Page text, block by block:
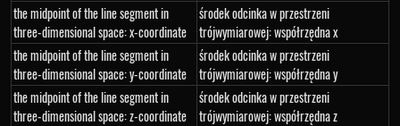
the midpoint of the line segment in
three-dimensional space: x-coordinate
środek odcinka w przestrzeni
trójwymiarowej: współrzędna x
the midpoint of the line segment in
three-dimensional space: y-coordinate
środek odcinka w przestrzeni
trójwymiarowej: współrzędna y
the midpoint of the line segment in
three-dimensional space: z-coordinate
środek odcinka w przestrzeni
trójwymiarowej: współrzędna z